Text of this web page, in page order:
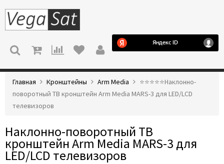
МЕНЮ
Главная Кронштейны Arm Media
⭐️⭐️⭐️⭐️⭐️Наклонно-
поворотный ТВ кронштейн Arm Media MARS-3 для LED/LCD
телевизоров
Наклонно-поворотный ТВ
кронштейн Arm Media MARS-3 для
LED/LCD телевизоров